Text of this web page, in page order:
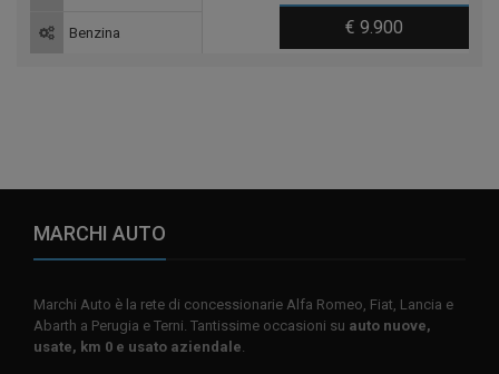
€ 9.900
Benzina
MARCHI AUTO
Marchi Auto è la rete di concessionarie Alfa Romeo, Fiat, Lancia e
Abarth a Perugia e Terni. Tantissime occasioni su auto nuove,
usate, km 0 e usato aziendale